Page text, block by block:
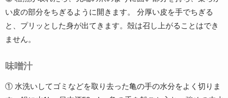
い皮の部分をちぎるように開きます。 分厚い皮を手でちぎる
と、プリッとした身が出てきます。殻は召し上がることはでき
ません。
味噌汁
① 水洗いしてゴミなどを取り去った亀の手の水分をよく切りま